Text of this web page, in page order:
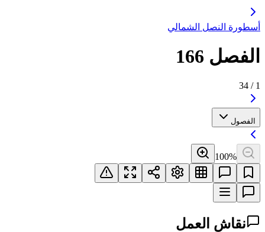
أسطورة النصل الشمالي
الفصل 166
/
34
الفصول
100%
نقاش العمل